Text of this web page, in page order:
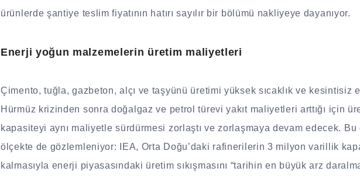
ürünlerde şantiye teslim fiyatının hatırı sayılır bir bölümü nakliyeye dayanıyor.
Enerji yoğun malzemelerin üretim maliyetleri
Çimento, tuğla, gazbeton, alçı ve taşyünü üretimi yüksek sıcaklık ve kesintisiz
Hürmüz krizinden sonra doğalgaz ve petrol türevi yakıt maliyetleri arttığı için
kapasiteyi aynı maliyetle sürdürmesi zorlaştı ve zorlaşmaya devam edecek. Bu
ölçekte de gözlemleniyor: IEA, Orta Doğu’daki rafinerilerin 3 milyon varillik
kalmasıyla enerji piyasasındaki üretim sıkışmasını “tarihin en büyük arz